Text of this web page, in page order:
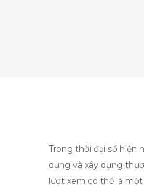
Trong thời đại số hiện
dung và xây dựng
lượt xem có thể là